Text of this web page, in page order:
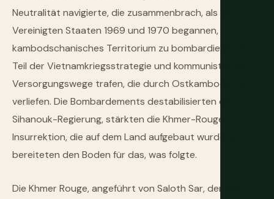
Neutralität navigierte, die zusammenbrach, als die
Vereinigten Staaten 1969 und 1970 begannen,
kambodschanisches Territorium zu bombardieren als
Teil der Vietnamkriegsstrategie und kommunistische
Versorgungswege trafen, die durch Ostkambodscha
verliefen. Die Bombardements destabilisierten die
Sihanouk-Regierung, stärkten die Khmer-Rouge-
Insurrektion, die auf dem Land aufgebaut wurde, und
bereiteten den Boden für das, was folgte.
Die Khmer Rouge, angeführt von Saloth Sar, der den